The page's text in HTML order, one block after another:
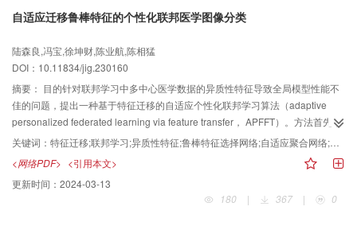
后送入利用自建的标准四腔心区域图像集训练好的分类网络，进一步分类出标
动脉的检测置信度及同一时间窗内各个切面图像中四腔心区域在分类模型中的
输出，加权计算得到标准四腔心切面图像的得分。结果采用本文构建的数据集
训练的YOLOv5x（you only look once version 5 extra large）和Darknet53模
型，在四腔心区域和降主动脉区域的检测任务上分别达到94.0%的mAP@0.5和
61.1%的mAP@［.5∶.95］，以及69.5%的recall@0.5-0.95；在四腔心区域标准
性分类任务上TOP-1准确率达到92.4%。将检测与分类模块结合后，系统对四腔
时序信息的加入能够有效调和错检与漏检间的矛盾，同时大幅降低误检率。另
外，所提算法除可自动获取标准的四腔心切面图像外，还可同时给出最佳切
自适应迁移鲁棒特征的个性化联邦医学图像分类
陆森良,冯宝,徐坤财,陈业航,陈相猛
DOI：10.11834/jig.230160
摘要： 目的针对联邦学习中多中心医学数据的异质性特征导致全局模型性能不
佳的问题，提出一种基于特征迁移的自适应个性化联邦学习算法（adaptive
personalized federated learning via feature transfer， APFFT）。方法首先，
为降低全局模型中异质性特征信息影响，提出鲁棒特征选择网络（robust
feature selection network， RFS-Net）构建个性化本地模型。RFS-Net通过学
习两个迁移权重分别确定全局模型向本地模型迁移时的有效特征以及特征迁移
的目的地，并构建基于迁移权重的迁移损失函数以加强本地模型对全局模型中
有效特征的注意力，从而构建个性化本地模型。然后，为过滤各本地模型中异
关键词： 特征迁移;联邦学习;异质性特征;鲁棒特征选择网络;自适应聚合网络;医学图像分类
<网络PDF> <引用本文>
更新时间： 2024-03-13
180
| 367 | 0